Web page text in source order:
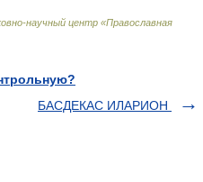
научный центр «Православная
БАСДЕКАС ИЛАРИОН